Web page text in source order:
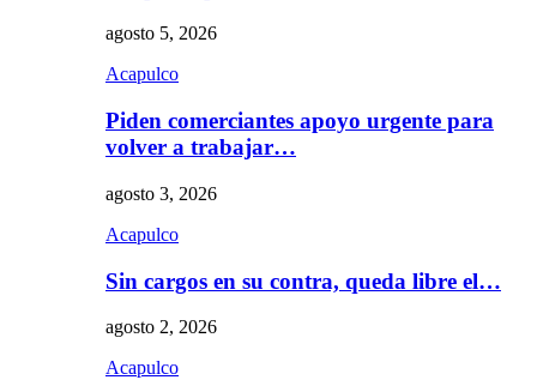
agosto 5, 2026
Acapulco
Piden comerciantes apoyo urgente para
volver a trabajar…
agosto 3, 2026
Acapulco
Sin cargos en su contra, queda libre el…
agosto 2, 2026
Acapulco